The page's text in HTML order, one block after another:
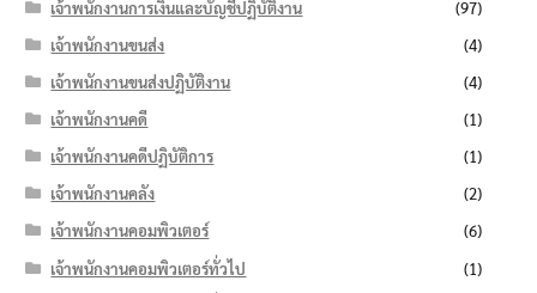
เจ้าพนักงานการเงินและบัญชีปฏิบัติงาน
(97)
เจ้าพนักงานขนส่ง
(4)
เจ้าพนักงานขนส่งปฏิบัติงาน
(4)
เจ้าพนักงานคดี
(1)
เจ้าพนักงานคดีปฏิบัติการ
(1)
เจ้าพนักงานคลัง
(2)
เจ้าพนักงานคอมพิวเตอร์
(6)
เจ้าพนักงานคอมพิวเตอร์ทั่วไป
(1)